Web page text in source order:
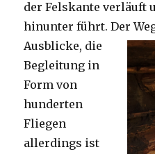
der Felskante verläuft
hinunter führt. Der
Ausblicke, die
Begleitung in
Form von
hunderten
Fliegen
allerdings ist